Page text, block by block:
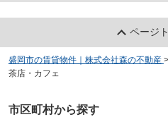
ページ
盛岡市の賃貸物件｜株式会社森の不動産 >
茶店・カフェ
市区町村から探す